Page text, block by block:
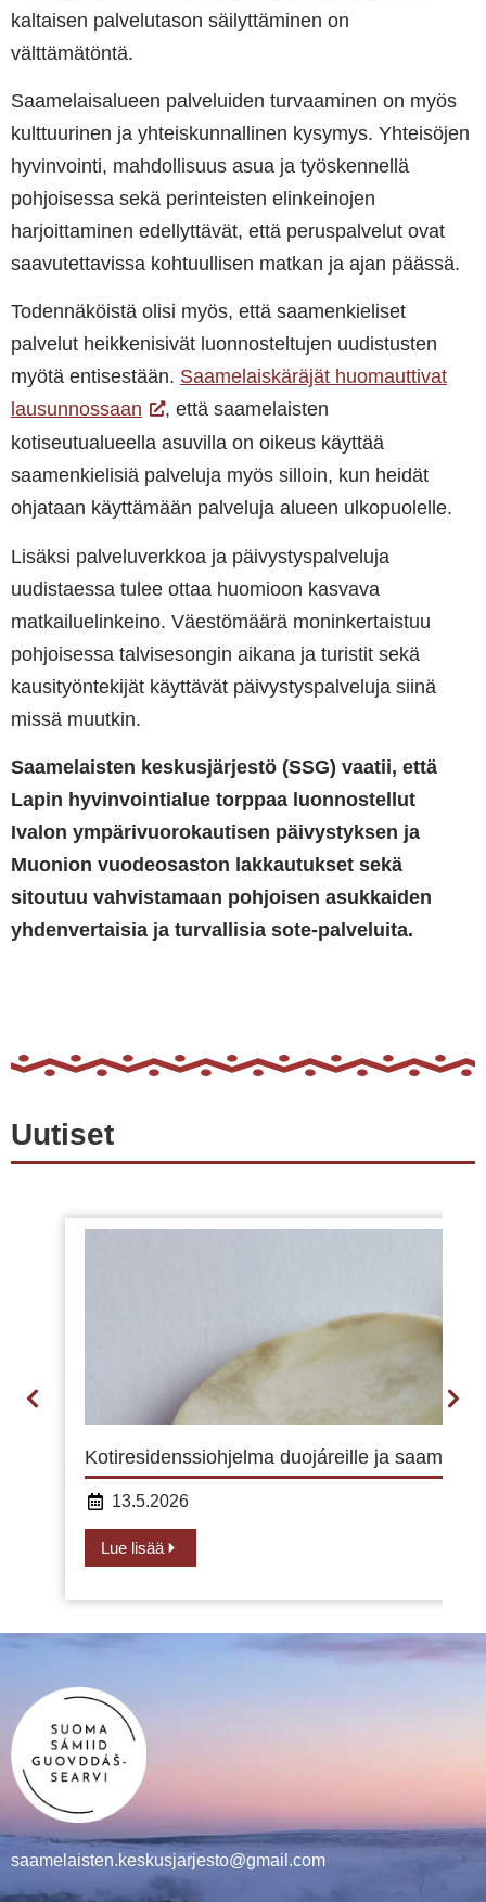
kaltaisen palvelutason säilyttäminen on
välttämätöntä.
Saamelaisalueen palveluiden turvaaminen on myös
kulttuurinen ja yhteiskunnallinen kysymys. Yhteisöjen
hyvinvointi, mahdollisuus asua ja työskennellä
pohjoisessa sekä perinteisten elinkeinojen
harjoittaminen edellyttävät, että peruspalvelut ovat
saavutettavissa kohtuullisen matkan ja ajan päässä.
Todennäköistä olisi myös, että saamenkieliset
palvelut heikkenisivät luonnosteltujen uudistusten
myötä entisestään. Saamelaiskäräjät huomauttivat
lausunnossaan
, että saamelaisten
kotiseutualueella asuvilla on oikeus käyttää
saamenkielisiä palveluja myös silloin, kun heidät
ohjataan käyttämään palveluja alueen ulkopuolelle.
Lisäksi palveluverkkoa ja päivystyspalveluja
uudistaessa tulee ottaa huomioon kasvava
matkailuelinkeino. Väestömäärä moninkertaistuu
pohjoisessa talvisesongin aikana ja turistit sekä
kausityöntekijät käyttävät päivystyspalveluja siinä
missä muutkin.
Saamelaisten keskusjärjestö (SSG) vaatii, että
Lapin hyvinvointialue torppaa luonnostellut
Ivalon ympärivuorokautisen päivystyksen ja
Muonion vuodeosaston lakkautukset sekä
sitoutuu vahvistamaan pohjoisen asukkaiden
yhdenvertaisia ja turvallisia sote-palveluita.
Uutiset
Kotiresidenssiohjelma duojáreille ja
13.5.2026
Lue lisää
saamelaisten.keskusjarjesto@gmail.com